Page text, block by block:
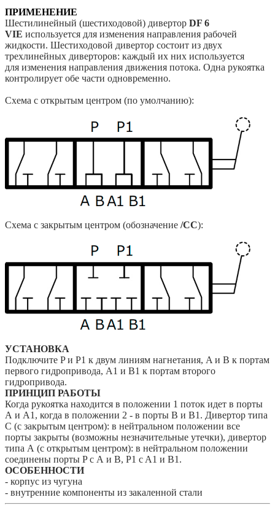
ПРИМЕНЕНИЕ
Шестилинейный (шестиходовой) дивертор DF 6
VIE используется для изменения направления рабочей
жидкости. Шестиходовой дивертор состоит из двух
трехлинейных диверторов: каждый их них используется
для изменения направления движения потока. Одна рукоятка
контролирует обе части одновременно.
Схема с открытым центром (по умолчанию):
Схема с закрытым центром (обозначение /СС):
УСТАНОВКА
Подключите P и P1 к двум линиям нагнетания, A и B к портам
первого гидропривода, А1 и В1 к портам второго
гидропривода.
ПРИНЦИП РАБОТЫ
Когда рукоятка находится в положении 1 поток идет в порты
А и А1, когда в положении 2 - в порты B и В1. Дивертор типа
С (с закрытым центром): в нейтральном положении все
порты закрыты (возможны незначительные утечки), дивертор
типа А (с открытым центром): в нейтральном положении
соединены порты P c А и В, P1 c A1 и B1.
ОСОБЕННОСТИ
- корпус из чугуна
- внутренние компоненты из закаленной стали